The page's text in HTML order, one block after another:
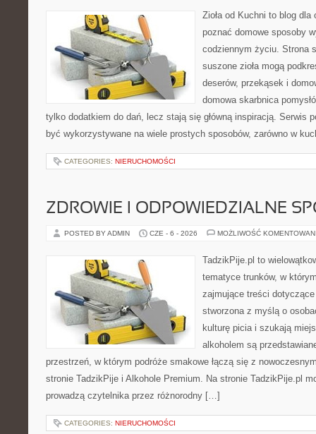
Zioła od Kuchni to blog
poznać domowe sposoby
codziennym życiu. Strona
suszone zioła mogą
deserów, przekąsek i
domowa skarbnica
tylko dodatkiem do dań, lecz stają się główną inspiracją. Serwis
być wykorzystywane na wiele prostych sposobów, zarówno w
CATEGORIES: NIERUCHOMOŚCI
ZDROWIE I ODPOWIEDZIALNE
POSTED BY ADMIN CZE - 6 - 2026 MOŻLIWOŚĆ
TadzikPije.pl to
tematyce trunków, w
zajmujące treści dotyczące
stworzona z myślą o
kulturę picia i szukają
alkoholem są
przestrzeń, w którym podróże smakowe łączą się z
stronie TadzikPije i Alkohole Premium. Na stronie TadzikPije.pl
prowadzą czytelnika przez różnorodny […]
CATEGORIES: NIERUCHOMOŚCI